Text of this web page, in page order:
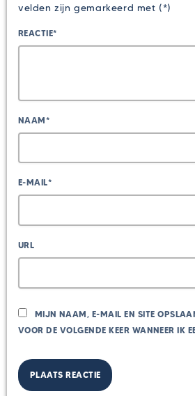
velden zijn gemarkeerd met (*)
REACTIE*
NAAM*
E-MAIL*
URL
MIJN NAAM, E-MAIL EN SITE
VOOR DE VOLGENDE KEER WANNEER IK